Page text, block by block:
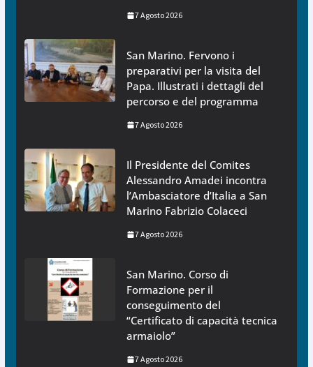
7 Agosto 2026
San Marino. Fervono i
preparativi per la visita del
Papa. Illustrati i dettagli del
percorso e del programma
7 Agosto 2026
Il Presidente del Comites
Alessandro Amadei incontra
l’Ambasciatore d’Italia a San
Marino Fabrizio Colaceci
7 Agosto 2026
San Marino. Corso di
Formazione per il
conseguimento del
“Certificato di capacità tecnica
armaiolo”
7 Agosto 2026